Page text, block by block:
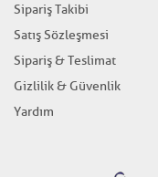
Sipariş Takibi
Satış Sözleşmesi
Sipariş & Teslimat
Gizlilik & Güvenlik
Yardım